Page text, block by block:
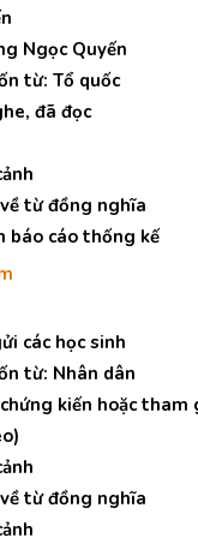
Ngọc Quyến
từ: Tổ quốc
đã đọc
từ đồng nghĩa
báo cáo thống kế
các học sinh
từ: Nhân dân
kiến hoặc tham
từ đồng nghĩa